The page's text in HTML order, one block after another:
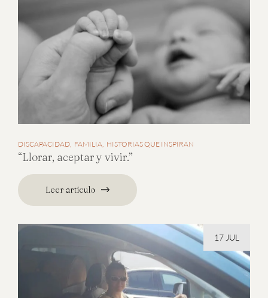
DISCAPACIDAD FAMILIA HISTORIAS QUE INSPIRAN
“Llorar, aceptar y vivir.”
Leer artículo
17 JUL